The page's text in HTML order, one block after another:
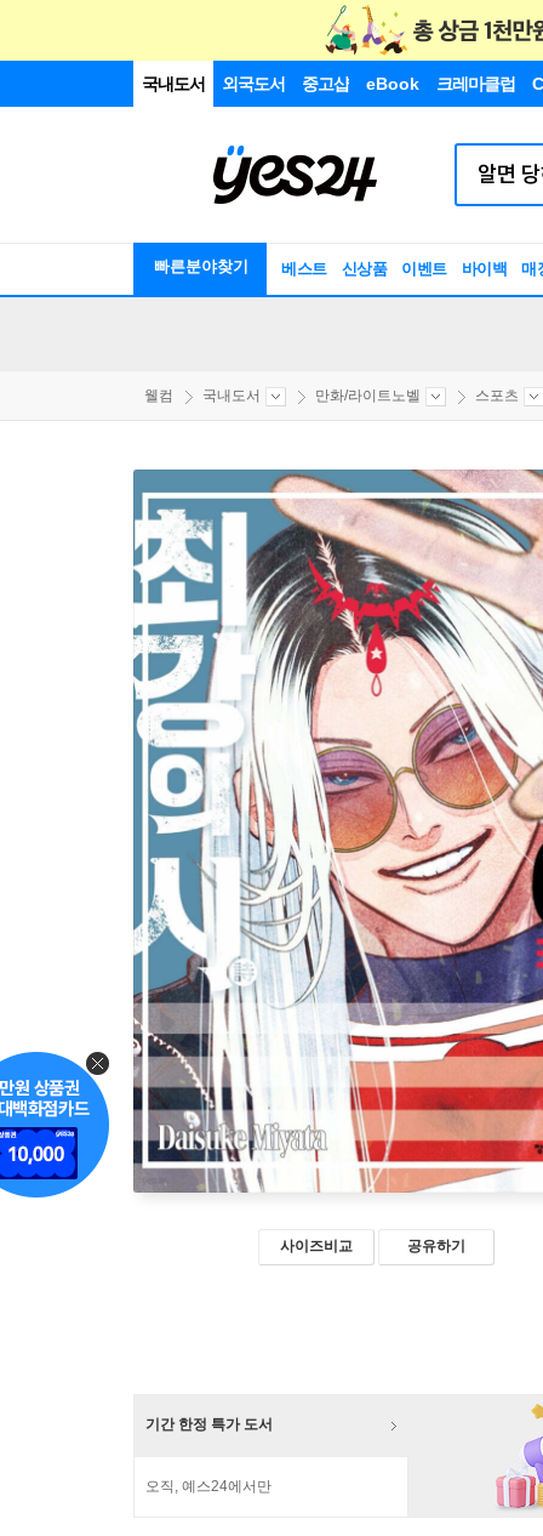
국내도서 외국도서 중고샵 eBook 크레마클럽
빠른분야찾기 베스트 신상품 이벤트 바이백 매
웰컴 국내도서 만화/라이트노벨 스포츠
사이즈비교 공유하기
기간 한정 특가 도서
오직, 예스24에서만